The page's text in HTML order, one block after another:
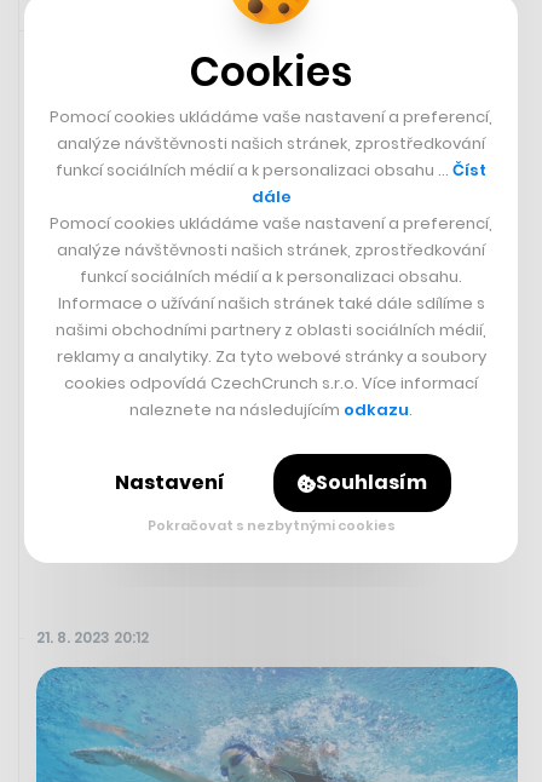
Příběh žen, co dostaly ornament z
Břeclavi až do USA. Teď s ním chtějí i
21. 8. 2023 20:12
Cookies
Pomocí cookies ukládáme vaše nastavení a preferencí,
analýze návštěvnosti našich stránek, zprostředkování
funkcí sociálních médií a k personalizaci obsahu … Číst
dále
Pomocí cookies ukládáme vaše nastavení a preferencí,
analýze návštěvnosti našich stránek, zprostředkování
funkcí sociálních médií a k personalizaci obsahu.
Informace o užívání našich stránek také dále sdílíme s
našimi obchodními partnery z oblasti sociálních médií,
reklamy a analytiky. Za tyto webové stránky a soubory
cookies odpovídá CzechCrunch s.r.o. Více informací
naleznete na následujícím odkazu.
Nastavení Souhlasím
Pokračovat s nezbytnými cookies